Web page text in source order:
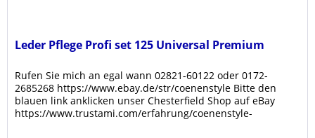
Leder Pflege Profi set 125 Universal Premium
Rufen Sie mich an egal wann 02821-60122 oder 0172-
2685268 https://www.ebay.de/str/coenenstyle Bitte den
blauen link anklicken unser Chesterfield Shop auf eBay
https://www.trustami.com/erfahrung/coenenstyle-